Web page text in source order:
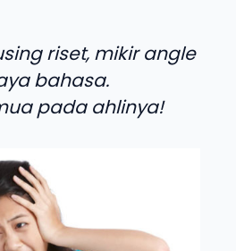
riset, mikir angle
bahasa.
pada ahlinya!